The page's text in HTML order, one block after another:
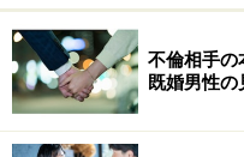
不倫相手の
既婚男性の